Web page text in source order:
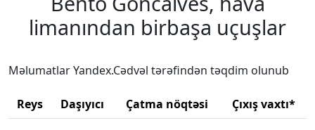
limanından birbaşa uçuşlar
Məlumatlar Yandex.Cədvəl tərəfindən təqdim olunub
Reys Daşıyıcı Çatma nöqtəsi Çıxış vaxtı*